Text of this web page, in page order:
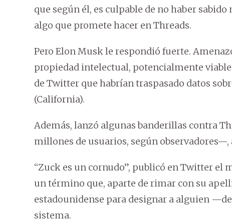
que según él, es culpable de no haber
algo que promete hacer en Threads.
Pero Elon Musk le respondió fuerte.
propiedad intelectual, potencialmente
de Twitter que habrían traspasado datos
(California).
Además, lanzó algunas banderillas contra
millones de usuarios, según observadores—,
“Zuck es un cornudo”, publicó en Twitter
un término que, aparte de rimar con su
estadounidense para designar a alguien
sistema.